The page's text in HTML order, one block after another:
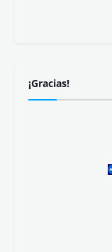
¡Gracias!